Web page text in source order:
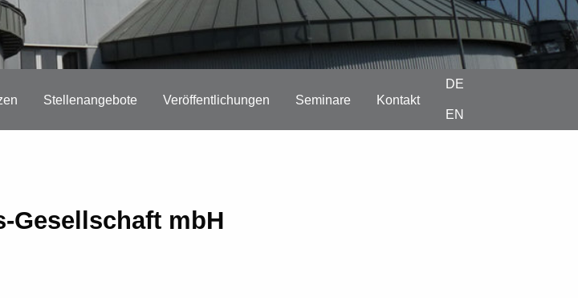
Stellenangebote Veröffentlichungen Seminare Kontakt
DE
EN
Gesellschaft mbH